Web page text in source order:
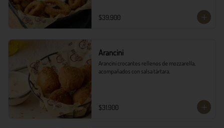
$39.900
Arancini
Arancini crocantes rellenos de mozzarella,
acompañados con salsa tártara.
$31.900